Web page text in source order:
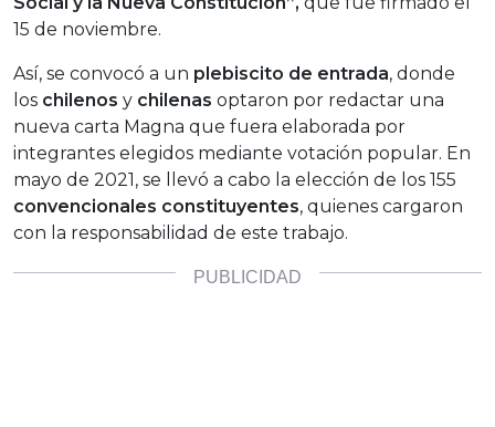
15 de noviembre.
Así, se convocó a un plebiscito de entrada, donde
los chilenos y chilenas optaron por redactar una
nueva carta Magna que fuera elaborada por
integrantes elegidos mediante votación popular. En
mayo de 2021, se llevó a cabo la elección de los 155
convencionales constituyentes, quienes cargaron
con la responsabilidad de este trabajo.